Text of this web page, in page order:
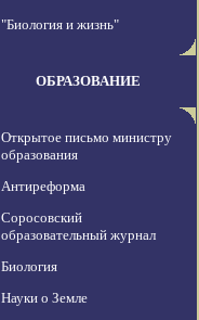
"Биология и жизнь"
ОБРАЗОВАНИЕ
Открытое письмо министру
образования
Антиреформа
Соросовский
образовательный журнал
Биология
Науки о Земле